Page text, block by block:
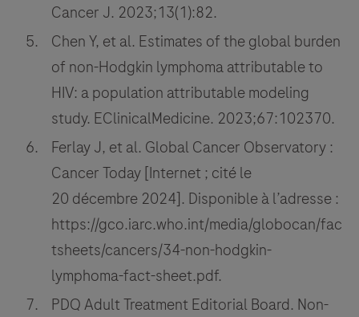
Cancer J. 2023;13(1):82.
Chen Y, et al. Estimates of the global burden
of non-Hodgkin lymphoma attributable to
HIV: a population attributable modeling
study. EClinicalMedicine. 2023;67:102370.
Ferlay J, et al. Global Cancer Observatory :
Cancer Today [Internet ; cité le
20 décembre 2024]. Disponible à l’adresse :
https://gco.iarc.who.int/media/globocan/fac
tsheets/cancers/34-non-hodgkin-
lymphoma-fact-sheet.pdf.
PDQ Adult Treatment Editorial Board. Non-